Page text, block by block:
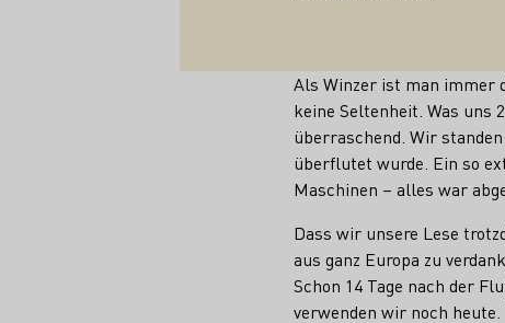
Als Winzer ist man immer
keine Seltenheit. Was uns
überraschend. Wir
überflutet wurde. Ein so
Maschinen – alles war
Dass wir unsere Lese
aus ganz Europa zu
Schon 14 Tage nach der
verwenden wir noch